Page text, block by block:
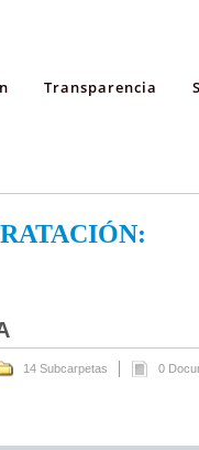
Transparencia
14 Subcarpetas 0